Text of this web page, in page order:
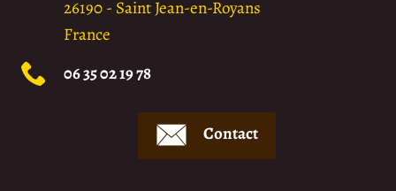
26190- Saint Jean-en-Royans
France
06 35 02 19 78
Contact